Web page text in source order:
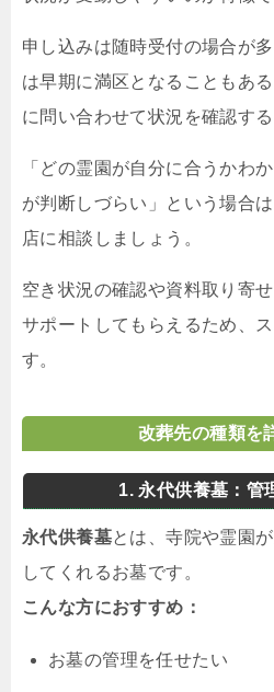
申し込みは随時受付の場合が
は早期に満区となることもあ
に問い合わせて状況を確認す
「どの霊園が自分に合うかわ
が判断しづらい」という場合
店に相談しましょう。
空き状況の確認や資料取り寄
サポートしてもらえるため、
す。
改葬先の種類を
1. 永代供養墓：管
永代供養墓とは、寺院や霊園
してくれるお墓です。
こんな方におすすめ：
お墓の管理を任せたい